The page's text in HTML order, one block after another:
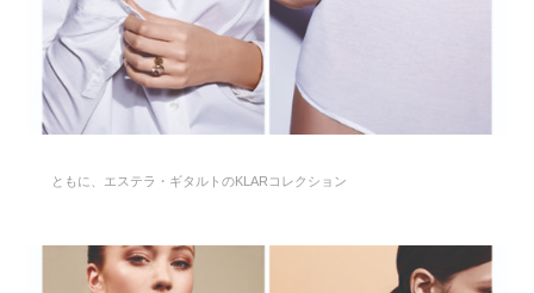
ともに、エステラ・ギタルトのKLARコレクション